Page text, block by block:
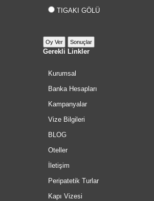
TIGAKI GÖLÜ
Gerekli Linkler
Kurumsal
Banka Hesapları
Kampanyalar
Vize Bilgileri
BLOG
Oteller
İletişim
Peripatetik Turlar
Kapı Vizesi